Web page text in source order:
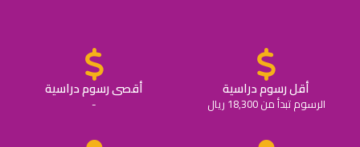
أقل رسوم دراسية
الرسوم تبدأ من 18,300 ريال
أقصى رسوم دراسية
-